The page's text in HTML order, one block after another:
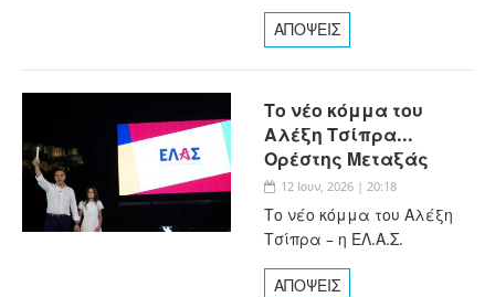
ΑΠΟΨΕΙΣ
Το νέο κόμμα του
Αλέξη Τσίπρα...
Ορέστης Μεταξάς
12 Ιουν, 2026 | 20:18
Το νέο κόμμα του Αλέξη
Τσίπρα – η ΕΛ.Α.Σ.
ΑΠΟΨΕΙΣ